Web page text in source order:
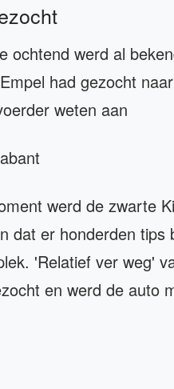
ochtend werd al
had gezocht
weten aan
werd de zwarte
dat er honderden
'Relatief ver weg'
en werd de auto